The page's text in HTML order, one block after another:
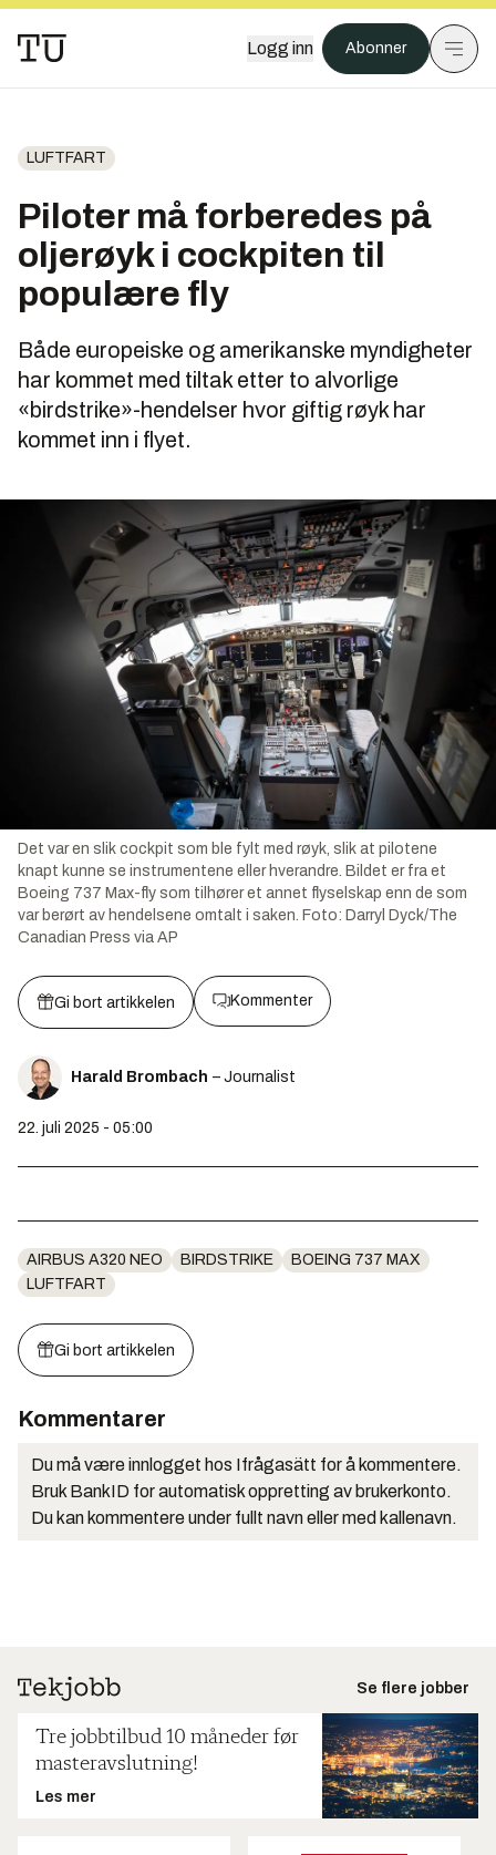
Logg inn Abonner
LUFTFART
Piloter må forberedes på
oljerøyk i cockpiten til
populære fly
Både europeiske og amerikanske myndigheter
har kommet med tiltak etter to alvorlige
«birdstrike»-hendelser hvor giftig røyk har
kommet inn i flyet.
Det var en slik cockpit som ble fylt med røyk, slik at pilotene
knapt kunne se instrumentene eller hverandre. Bildet er fra et
Boeing 737 Max-fly som tilhører et annet flyselskap enn de som
var berørt av hendelsene omtalt i saken. Foto: Darryl Dyck/The
Canadian Press via AP
Gi bort artikkelen Kommenter
Harald Brombach – Journalist
22. juli 2025 - 05:00
AIRBUS A320 NEO BIRDSTRIKE
BOEING 737 MAX
LUFTFART
Gi bort artikkelen
Kommentarer
Du må være innlogget hos Ifrågasätt for å kommentere.
Bruk BankID for automatisk oppretting av brukerkonto.
Du kan kommentere under fullt navn eller med kallenavn.
Se flere jobber
Tre jobbtilbud 10 måneder før
masteravslutning!
Les mer